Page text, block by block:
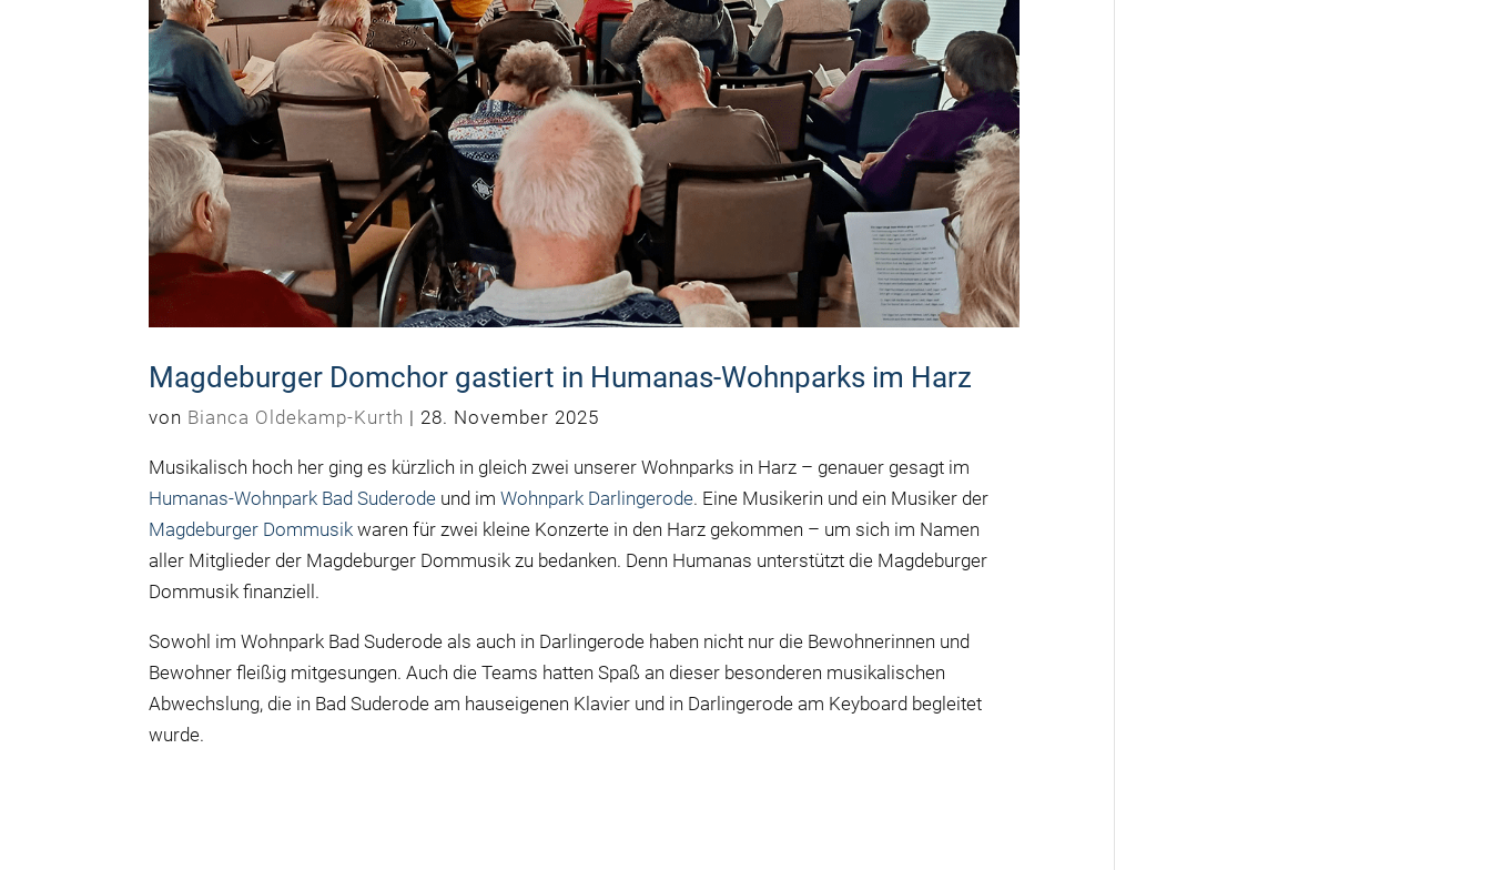
Magdeburger Domchor gastiert in Humanas-Wohnparks im Harz
von Bianca Oldekamp-Kurth | 28. November 2025
Musikalisch hoch her ging es kürzlich in gleich zwei unserer Wohnparks in Harz – genauer gesagt im
Humanas-Wohnpark Bad Suderode und imWohnpark Darlingerode. Eine Musikerin und ein Musiker der
Magdeburger Dommusik waren für zwei kleine Konzerte in den Harz gekommen – um sich im Namen
aller Mitglieder der Magdeburger Dommusik zu bedanken. Denn Humanas unterstützt die Magdeburger
Dommusik finanziell.
Sowohl im Wohnpark Bad Suderode als auch in Darlingerode haben nicht nur die Bewohnerinnen und
Bewohner fleißig mitgesungen. Auch die Teams hatten Spaß an dieser besonderen musikalischen
Abwechslung, die in Bad Suderode am hauseigenen Klavier und in Darlingerode am Keyboard begleitet
wurde.